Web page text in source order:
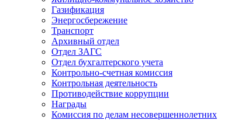
Газификация
Энергосбережение
Транспорт
Архивный отдел
Отдел ЗАГС
Отдел бухгалтерского учета
Контрольно-счетная комиссия
Контрольная деятельность
Противодействие коррупции
Награды
Комиссия по делам несовершеннолетних